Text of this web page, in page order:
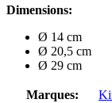
Dimensions:
Ø 14 cm
Ø 20,5 cm
Ø 29 cm
Marques: